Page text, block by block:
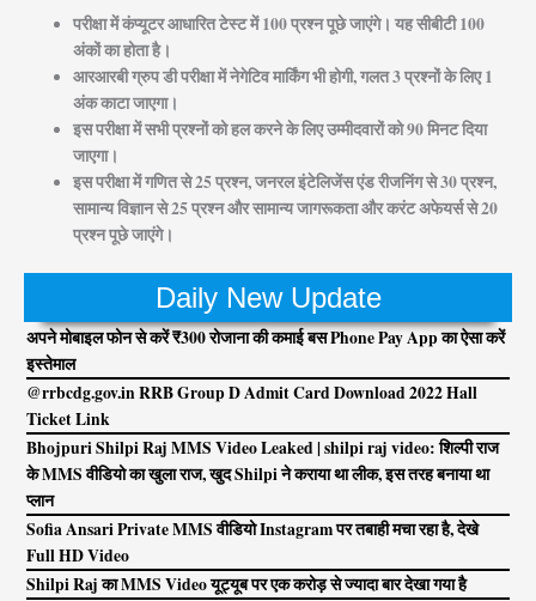
परीक्षा में कंप्यूटर आधारित टेस्ट में 100 प्रश्न पूछे जाएंगे। यह सीबीटी 100
अंकों का होता है।
आरआरबी ग्रुप डी परीक्षा में नेगेटिव मार्किंग भी होगी, गलत 3 प्रश्नों के लिए 1
अंक काटा जाएगा।
इस परीक्षा में सभी प्रश्नों को हल करने के लिए उम्मीदवारों को 90 मिनट दिया
जाएगा।
इस परीक्षा में गणित से 25 प्रश्न, जनरल इंटेलिजेंस एंड रीजनिंग से 30 प्रश्न,
सामान्य विज्ञान से 25 प्रश्न और सामान्य जागरूकता और करंट अफेयर्स से 20
प्रश्न पूछे जाएंगे।
Daily New Update
अपने मोबाइल फोन से करें ₹300 रोजाना की कमाई बस Phone Pay App का ऐसा करें
इस्तेमाल
@rrbcdg.gov.in RRB Group D Admit Card Download 2022 Hall
Ticket Link
Bhojpuri Shilpi Raj MMS Video Leaked | shilpi raj video: शिल्पी राज
के MMS वीडियो का खुला राज, खुद Shilpi ने कराया था लीक, इस तरह बनाया था
प्लान
Sofia Ansari Private MMS वीडियो Instagram पर तबाही मचा रहा है, देखे
Full HD Video
Shilpi Raj का MMS Video यूट्यूब पर एक करोड़ से ज्यादा बार देखा गया है